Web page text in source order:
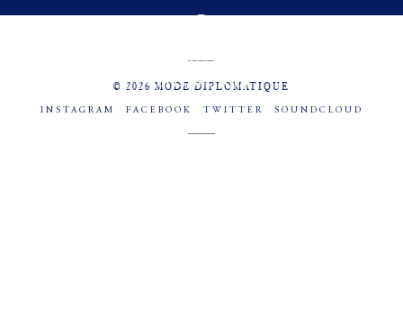
© 2026 MODE DIPLOMATIQUE
INSTAGRAM FACEBOOK TWITTER SOUNDCLOUD